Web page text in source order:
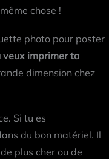
chose !
photo pour poster
veux imprimer ta
dimension chez
Si tu es
du bon matériel. Il
plus cher ou de